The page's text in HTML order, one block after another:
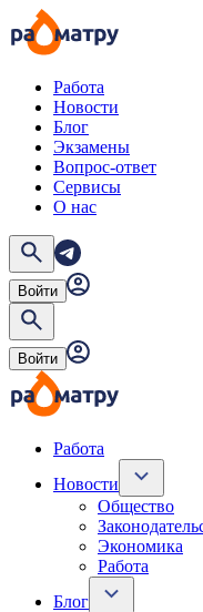
Работа
Новости
Блог
Экзамены
Вопрос-ответ
Сервисы
О нас
Войти
Войти
Работа
Новости
Общество
Экономика
Работа
Блог